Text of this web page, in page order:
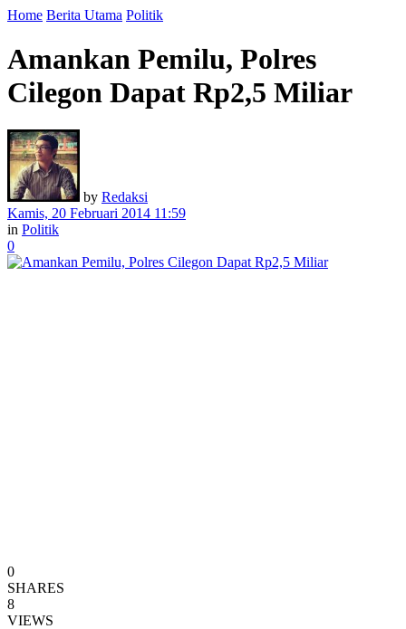
Home Berita Utama Politik
Amankan Pemilu, Polres
Cilegon Dapat Rp2,5 Miliar
by Redaksi
Kamis, 20 Februari 2014 11:59
in Politik
0
0
SHARES
8
VIEWS